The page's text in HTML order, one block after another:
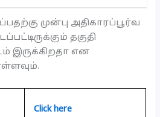
முன்பு அதிகாரப்பூர்வ
தகுதி
இருக்கிறதா என
Click here